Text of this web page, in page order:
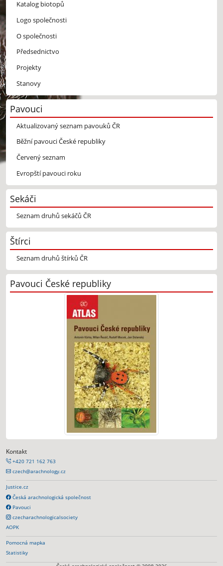
Katalog biotopů
Logo společnosti
O společnosti
Předsednictvo
Projekty
Stanovy
Pavouci
Aktualizovaný seznam pavouků ČR
Běžní pavouci České republiky
Červený seznam
Evropští pavouci roku
Sekáči
Seznam druhů sekáčů ČR
Štírci
Seznam druhů štírků ČR
Pavouci České republiky
Kontakt
+420 721 162 763
czech@arachnology.cz
Justice.cz
Česká arachnologická společnost
Pavouci
czecharachnologicalsociety
AOPK
Pomocná mapka
Statistiky